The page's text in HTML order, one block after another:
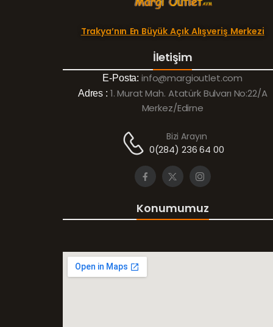
Trakya’nın En Büyük Açık Alışveriş Merkezi
İletişim
E-Posta: info@margioutlet.com
Adres : 1. Murat Mah. Atatürk Bulvarı No:22/A
Merkez/Edirne
Bizi Arayın
0(284) 236 64 00
Konumumuz